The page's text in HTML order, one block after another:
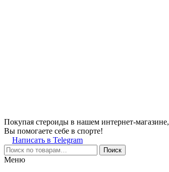
Покупая стероиды в нашем интернет-магазине,
Вы помогаете себе в спорте!
Написать в Telegram
Поиск
Меню